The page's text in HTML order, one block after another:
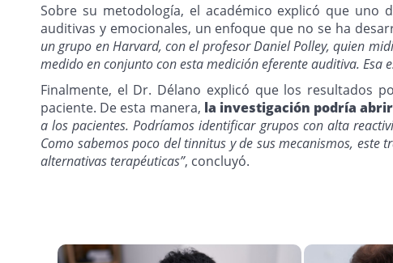
Sobre su metodología, el académico explicó que uno
auditivas y emocionales, un enfoque que no se ha
un grupo en Harvard, con el profesor Daniel Polley, quien
medido en conjunto con esta medición eferente auditiva. Esa
Finalmente, el Dr. Délano explicó que los resultados
paciente. De esta manera, la investigación podría
a los pacientes. Podríamos identificar grupos con alta
Como sabemos poco del tinnitus y de sus mecanismos,
alternativas terapéuticas”, concluyó.